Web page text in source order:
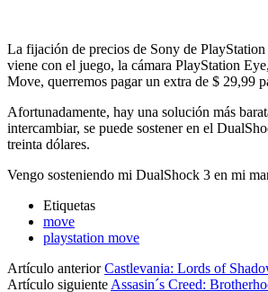
La fijación de precios de Sony de
viene con el juego, la cámara PlayStation
Move, querremos pagar un extra de $ 29,99
Afortunadamente, hay una solución más
intercambiar, se puede sostener en el
treinta dólares.
Vengo sosteniendo mi DualShock 3 en mi
Etiquetas
move
playstation move
Artículo anterior Castlevania: Lords of
Artículo siguienteAssasin´s Creed: